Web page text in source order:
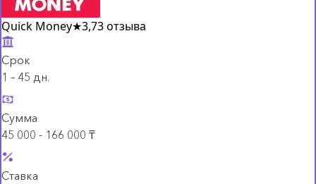
Quick Money★3,73 отзыва
Срок
1 – 45 дн.
Сумма
45 000 - 166 000 ₸
Ставка